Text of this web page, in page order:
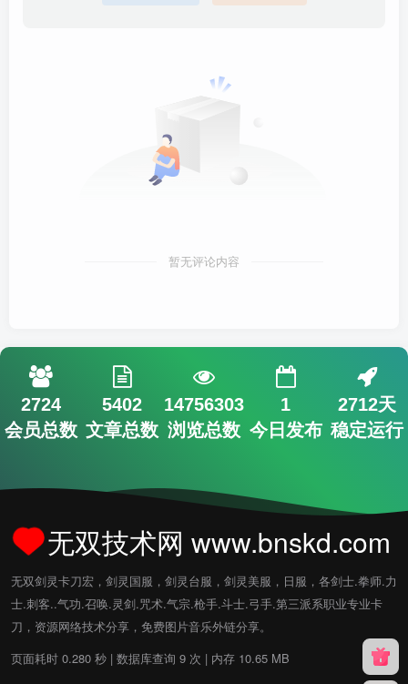
暂无评论内容
2724
会员总数
5402
文章总数
14756303
浏览总数
1
今日发布
2712天
稳定运行
无双技术网 www.bnskd.com
无双剑灵卡刀宏，剑灵国服，剑灵台服，剑灵美服，日服，各剑士.拳师.力
士.刺客..气功.召唤.灵剑.咒术.气宗.枪手.斗士.弓手.第三派系职业专业卡
刀，资源网络技术分享，免费图片音乐外链分享。
页面耗时 0.280 秒 | 数据库查询 9 次 | 内存 10.65 MB